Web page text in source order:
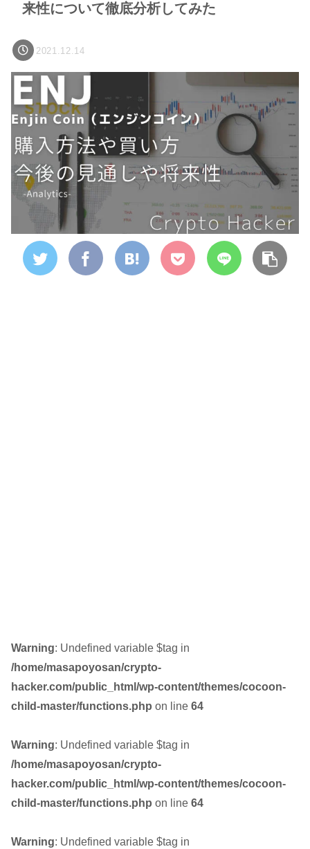
来性について徹底分析してみた
2021.12.14
Warning: Undefined variable $tag in
/home/masapoyosan/crypto-
hacker.com/public_html/wp-content/themes/cocoon-
child-master/functions.php on line 64
Warning: Undefined variable $tag in
/home/masapoyosan/crypto-
hacker.com/public_html/wp-content/themes/cocoon-
child-master/functions.php on line 64
Warning: Undefined variable $tag in